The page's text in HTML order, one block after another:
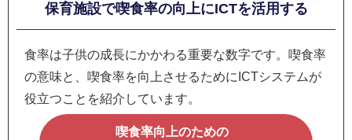
保育施設で喫食率の向上にICTを活用する
食率は子供の成長にかかわる重要な数字です。喫食率
の意味と、喫食率を向上させるためにICTシステムが
役立つことを紹介しています。
喫食率向上のための